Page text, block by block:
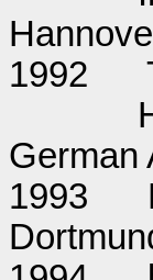
1992
German
1993